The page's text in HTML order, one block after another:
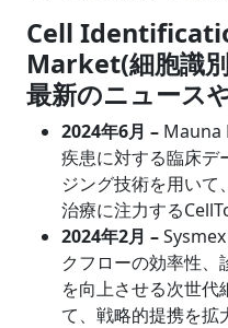
Cell
Market(細胞識
最新のニュース
2024年6月 – Mauna
疾患に対する臨床デ
ジング技術を用いて
治療に注力する
2024年2月 –
クフローの効率性
を向上させる次世代
て、戦略的提携を拡